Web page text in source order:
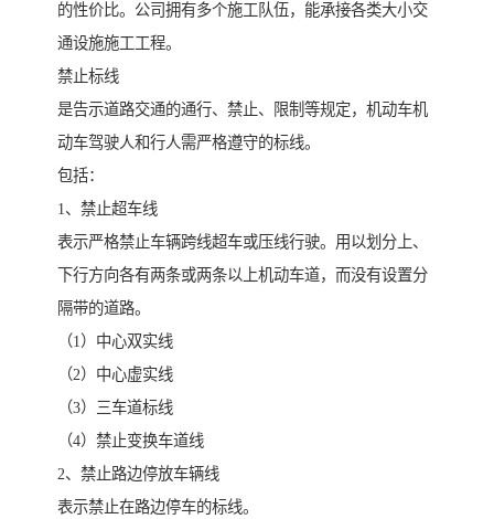
的性价比。公司拥有多个施工队伍，能承接各类大小交
通设施施工工程。
禁止标线
是告示道路交通的通行、禁止、限制等规定，机动车机
动车驾驶人和行人需严格遵守的标线。
包括：
1、禁止超车线
表示严格禁止车辆跨线超车或压线行驶。用以划分上、
下行方向各有两条或两条以上机动车道，而没有设置分
隔带的道路。
（1）中心双实线
（2）中心虚实线
（3）三车道标线
（4）禁止变换车道线
2、禁止路边停放车辆线
表示禁止在路边停车的标线。